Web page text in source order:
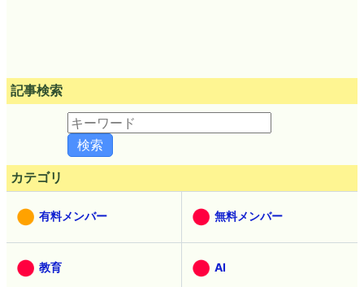
記事検索
カテゴリ
有料メンバー 無料メンバー
教育 AI